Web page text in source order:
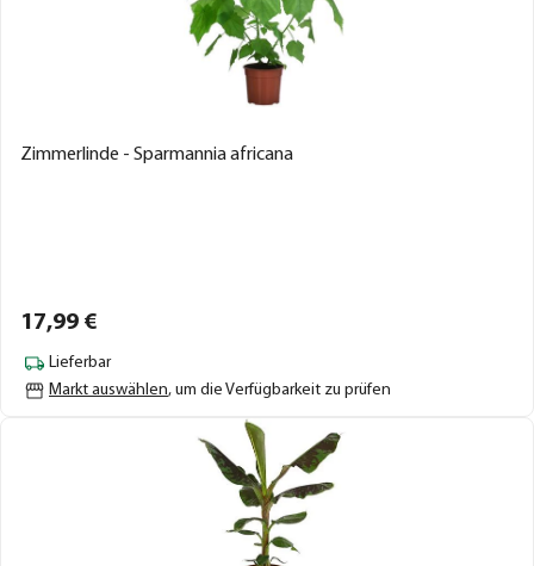
Zimmerlinde - Sparmannia africana
17,99 €
Lieferbar
Markt auswählen, um die Verfügbarkeit zu prüfen